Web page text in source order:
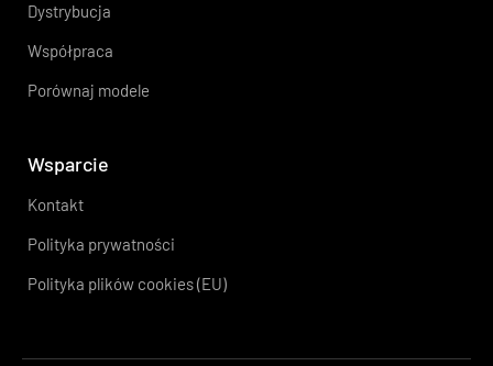
Dystrybucja
Współpraca
Porównaj modele
Wsparcie
Kontakt
Polityka prywatności
Polityka plików cookies (EU)